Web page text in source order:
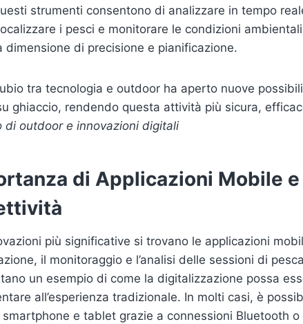
strumenti consentono di analizzare in tempo
i pesci e monitorare le condizioni
dimensione di precisione e pianificazione.
tra tecnologia e outdoor ha aperto nuove
ghiaccio, rendendo questa attività più sicura,
di outdoor e innovazioni digitali
di Applicazioni Mobile
più significative si trovano le applicazioni
il monitoraggio e l’analisi delle sessioni di
un esempio di come la digitalizzazione possa
all’esperienza tradizionale. In molti casi, è
smartphone e tablet grazie a connessioni Bluetooth